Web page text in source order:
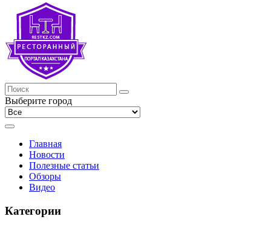
Выберите город
Главная
Новости
Полезные статьи
Обзоры
Видео
Категории